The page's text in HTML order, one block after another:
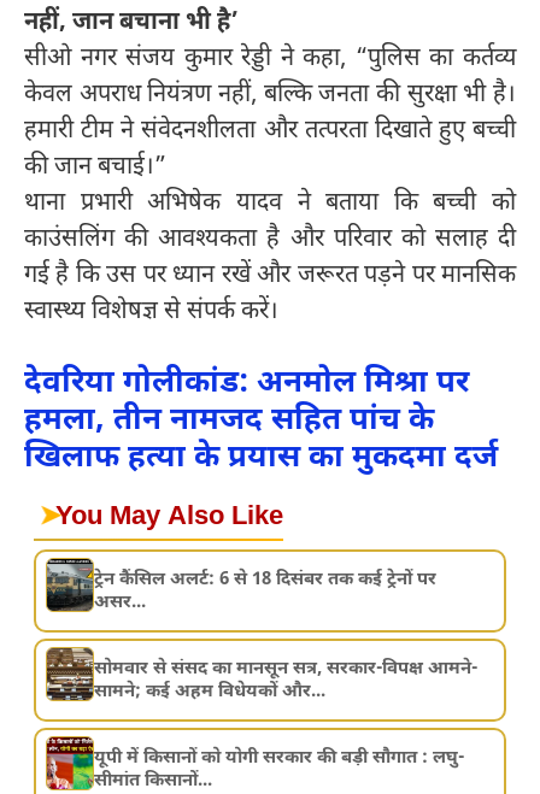
नहीं, जान बचाना भी है’
सीओ नगर संजय कुमार रेड्डी ने कहा, “पुलिस का कर्तव्य
केवल अपराध नियंत्रण नहीं, बल्कि जनता की सुरक्षा भी है।
हमारी टीम ने संवेदनशीलता और तत्परता दिखाते हुए बच्ची
की जान बचाई।”
थाना प्रभारी अभिषेक यादव ने बताया कि बच्ची को
काउंसलिंग की आवश्यकता है और परिवार को सलाह दी
गई है कि उस पर ध्यान रखें और जरूरत पड़ने पर मानसिक
स्वास्थ्य विशेषज्ञ से संपर्क करें।
देवरिया गोलीकांड: अनमोल मिश्रा पर
हमला, तीन नामजद सहित पांच के
खिलाफ हत्या के प्रयास का मुकदमा दर्ज
➤You May Also Like
ट्रेन कैंसिल अलर्ट: 6 से 18 दिसंबर तक कई ट्रेनों पर
असर...
सोमवार से संसद का मानसून सत्र, सरकार-विपक्ष आमने-
सामने; कई अहम विधेयकों और...
यूपी में किसानों को योगी सरकार की बड़ी सौगात : लघु-
सीमांत किसानों...